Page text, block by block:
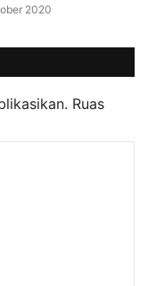
2020
Ruas